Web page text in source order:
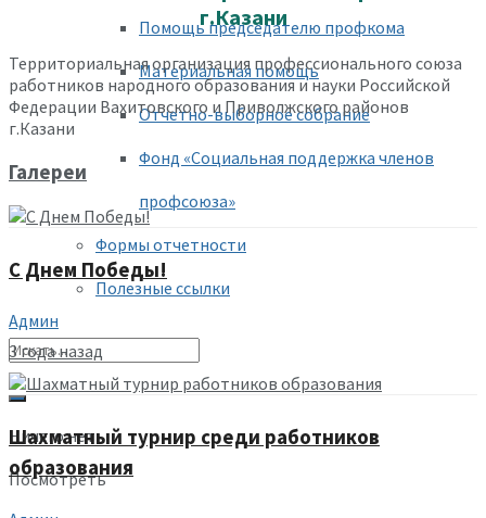
Помощь председателю профкома
Материальная помощь
Отчетно-выборное собрание
Фонд «Социальная поддержка членов
профсоюза»
Формы отчетности
Полезные ссылки
Ничего нет
Посмотреть
г.Казани
Территориальная организация профессионального союза
работников народного образования и науки Российской
Федерации Вахитовского и Приволжского районов
г.Казани
Галереи
С Днем Победы!
Админ
3 года назад
Шахматный турнир среди работников
образования